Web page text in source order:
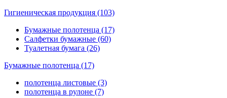
Гигиеническая продукция (103)
Бумажные полотенца (17)
Салфетки бумажные (60)
Туалетная бумага (26)
Бумажные полотенца (17)
полотенца листовые (3)
полотенца в рулоне (7)